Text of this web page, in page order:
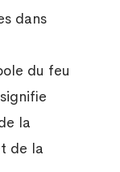
dans
du feu
la
de la